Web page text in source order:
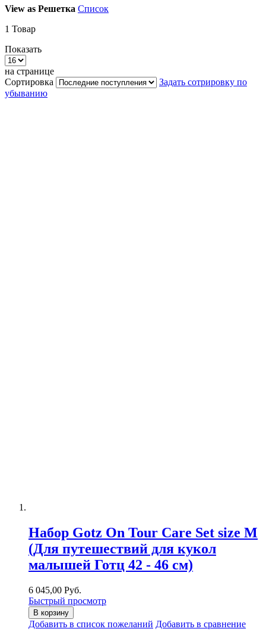
View as Решетка Список
1 Товар
Показать
на странице
Сортировка
Задать сотрировку по
убыванию
Набор Gotz On Tour Care Set size M
(Для путешествий для кукол
малышей Готц 42 - 46 см)
6 045,00 Руб.
Быстрый просмотр
В корзину
Добавить в список пожеланий Добавить в сравнение